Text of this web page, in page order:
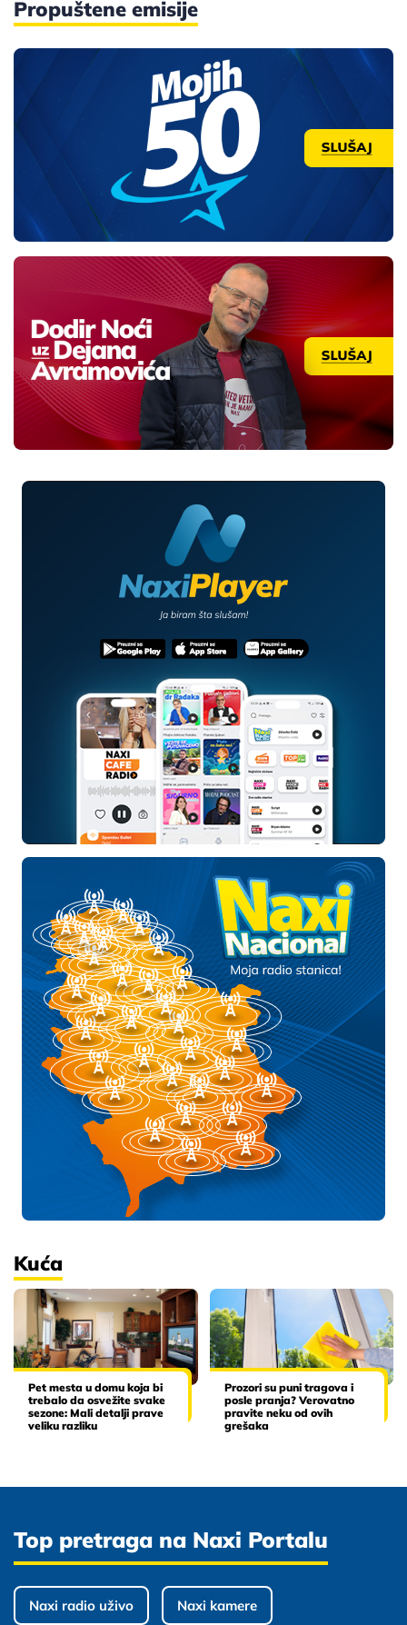
Propuštene emisije
Kuća
Pet mesta u domu koja bi
trebalo da osvežite svake
sezone: Mali detalji prave
veliku razliku
Prozori su puni tragova i
posle pranja? Verovatno
pravite neku od ovih
grešaka
Top pretraga na Naxi Portalu
Naxi radio uživo Naxi kamere